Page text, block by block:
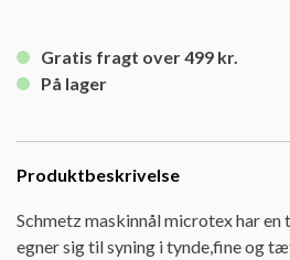
Gratis fragt over 499 kr.
På lager
Produktbeskrivelse
Schmetz maskinnål microtex har en
egner sig til syning i tynde,fine og